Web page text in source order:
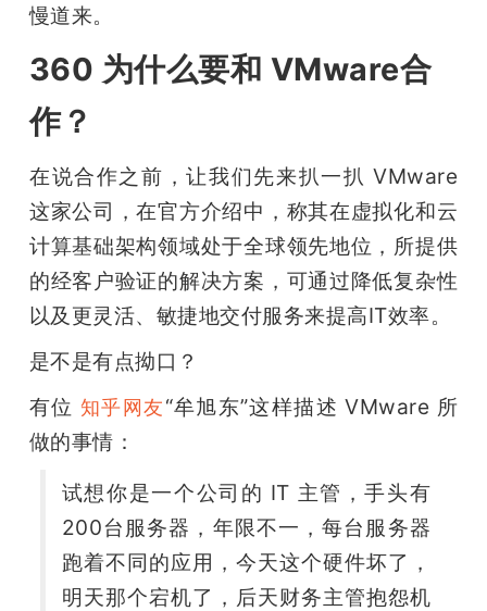
慢道来。
360 为什么要和 VMware合
作？
在说合作之前，让我们先来扒一扒 VMware
这家公司，在官方介绍中，称其在虚拟化和云
计算基础架构领域处于全球领先地位，所提供
的经客户验证的解决方案，可通过降低复杂性
以及更灵活、敏捷地交付服务来提高IT效率。
是不是有点拗口？
有位 知乎网友“牟旭东”这样描述 VMware 所
做的事情：
试想你是一个公司的 IT 主管，手头有
200台服务器，年限不一，每台服务器
跑着不同的应用，今天这个硬件坏了，
明天那个宕机了，后天财务主管抱怨机